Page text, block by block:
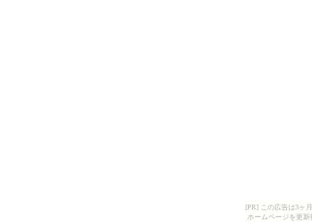
[PR] この広告は3ヶ
ホームページを更